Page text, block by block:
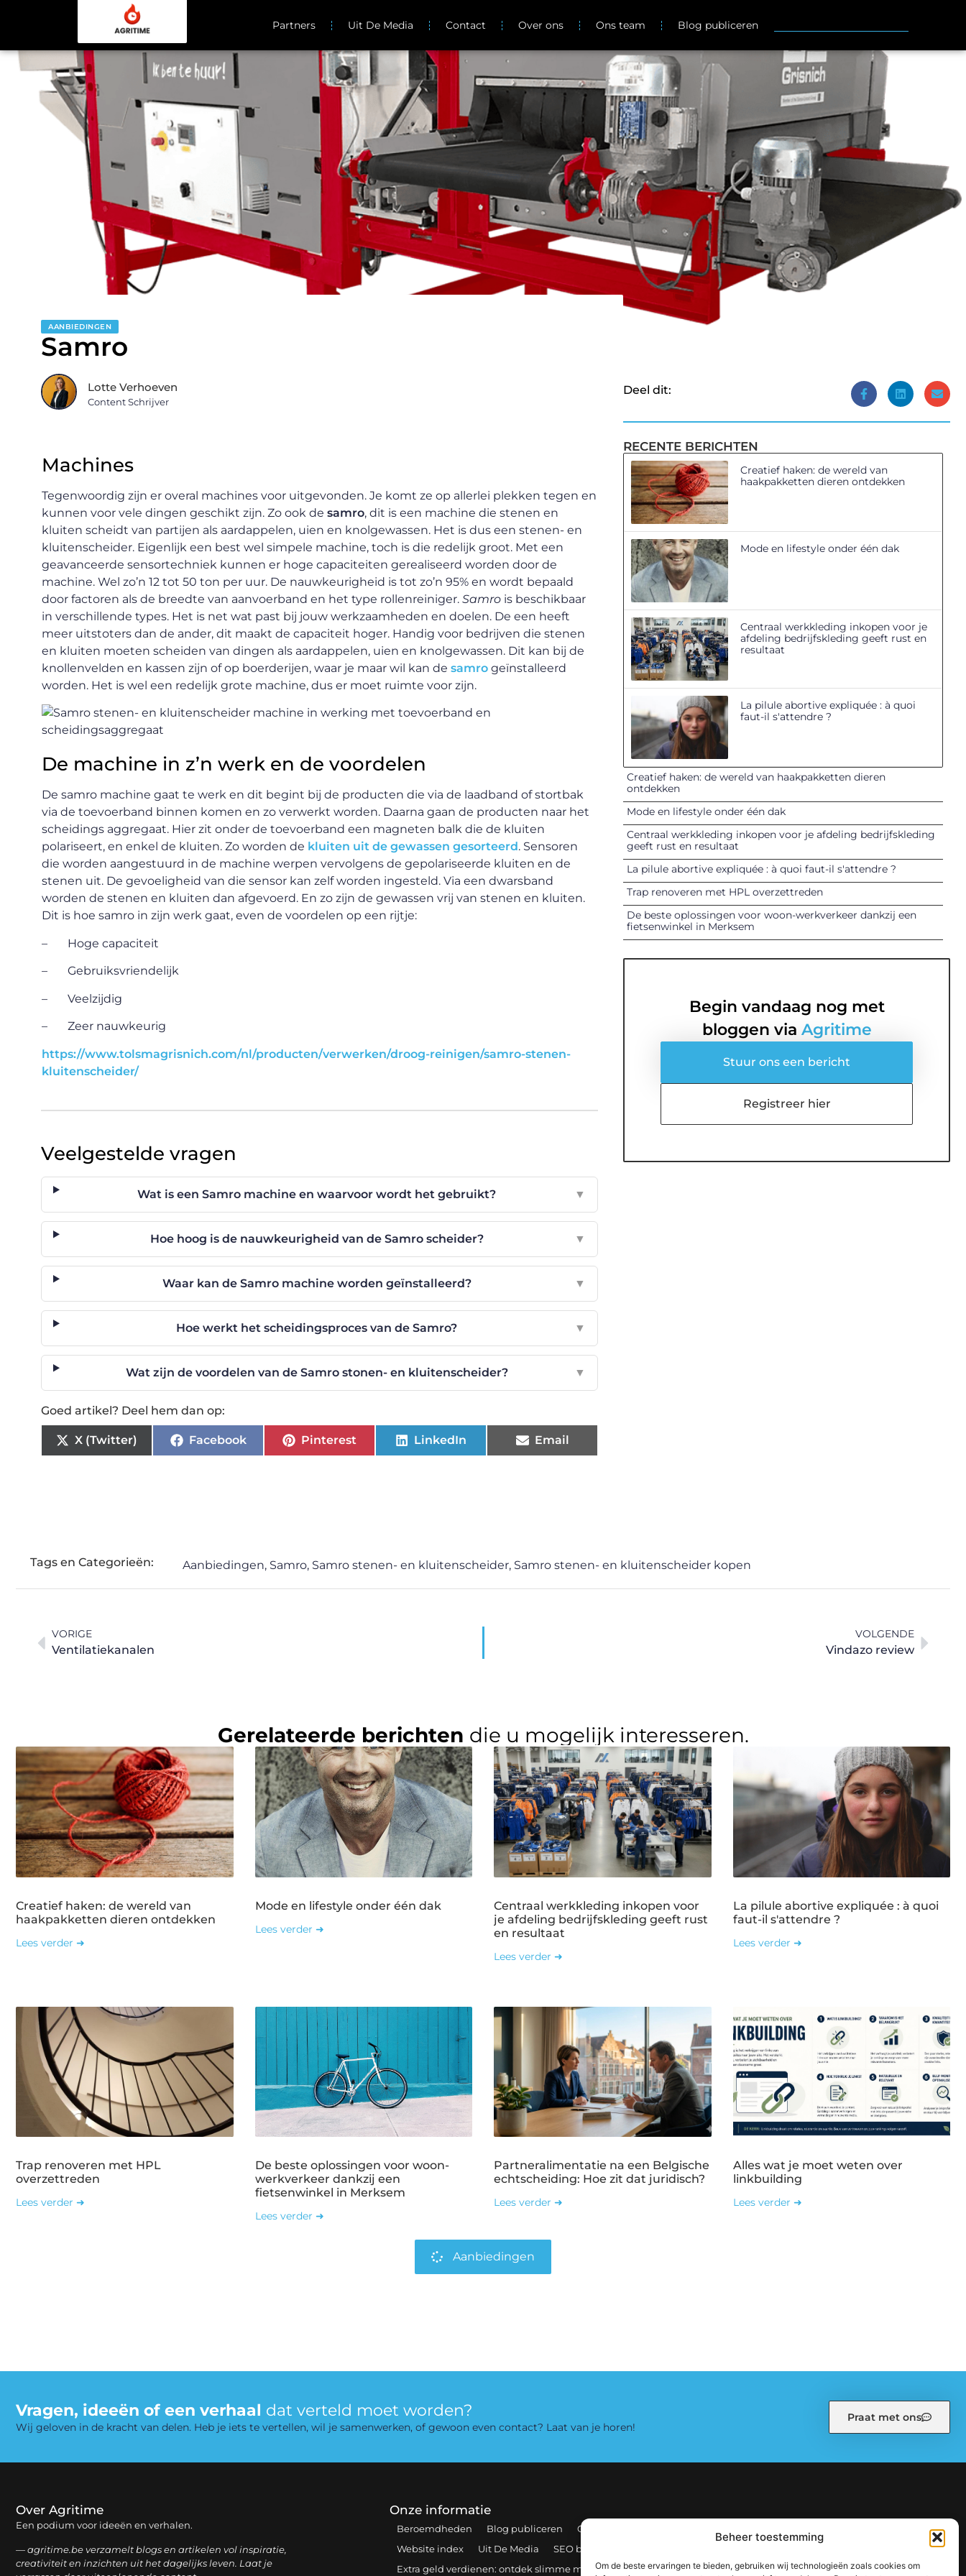
Beheer toestemming
Om de beste ervaringen te bieden, gebruiken wij technologieën zoals cookies om
Partners Uit De Media Contact Over ons Ons team Blog publiceren
AANBIEDINGEN
Samro
Lotte Verhoeven
Content Schrijver
Machines
Tegenwoordig zijn er overal machines voor uitgevonden. Je komt ze op allerlei plekken tegen en
kunnen voor vele dingen geschikt zijn. Zo ook de samro, dit is een machine die stenen en
kluiten scheidt van partijen als aardappelen, uien en knolgewassen. Het is dus een stenen- en
kluitenscheider. Eigenlijk een best wel simpele machine, toch is die redelijk groot. Met een
geavanceerde sensortechniek kunnen er hoge capaciteiten gerealiseerd worden door de
machine. Wel zo’n 12 tot 50 ton per uur. De nauwkeurigheid is tot zo’n 95% en wordt bepaald
door factoren als de breedte van aanvoerband en het type rollenreiniger. Samro is beschikbaar
in verschillende types. Het is net wat past bij jouw werkzaamheden en doelen. De een heeft
meer uitstoters dan de ander, dit maakt de capaciteit hoger. Handig voor bedrijven die stenen
en kluiten moeten scheiden van dingen als aardappelen, uien en knolgewassen. Dit kan bij de
knollenvelden en kassen zijn of op boerderijen, waar je maar wil kan de samro geïnstalleerd
worden. Het is wel een redelijk grote machine, dus er moet ruimte voor zijn.
De machine in z’n werk en de voordelen
De samro machine gaat te werk en dit begint bij de producten die via de laadband of stortbak
via de toevoerband binnen komen en zo verwerkt worden. Daarna gaan de producten naar het
scheidings aggregaat. Hier zit onder de toevoerband een magneten balk die de kluiten
polariseert, en enkel de kluiten. Zo worden de kluiten uit de gewassen gesorteerd. Sensoren
die worden aangestuurd in de machine werpen vervolgens de gepolariseerde kluiten en de
stenen uit. De gevoeligheid van die sensor kan zelf worden ingesteld. Via een dwarsband
worden de stenen en kluiten dan afgevoerd. En zo zijn de gewassen vrij van stenen en kluiten.
Dit is hoe samro in zijn werk gaat, even de voordelen op een rijtje:
– Hoge capaciteit
– Gebruiksvriendelijk
– Veelzijdig
– Zeer nauwkeurig
https://www.tolsmagrisnich.com/nl/producten/verwerken/droog-reinigen/samro-stenen-
kluitenscheider/
Veelgestelde vragen
Wat is een Samro machine en waarvoor wordt het gebruikt? ▼
Hoe hoog is de nauwkeurigheid van de Samro scheider? ▼
Waar kan de Samro machine worden geïnstalleerd? ▼
Hoe werkt het scheidingsproces van de Samro? ▼
Wat zijn de voordelen van de Samro stonen- en kluitenscheider? ▼
Goed artikel? Deel hem dan op:
X (Twitter) Facebook Pinterest LinkedIn Email
Deel dit:
RECENTE BERICHTEN
Creatief haken: de wereld van
haakpakketten dieren ontdekken
Mode en lifestyle onder één dak
Centraal werkkleding inkopen voor je
afdeling bedrijfskleding geeft rust en
resultaat
La pilule abortive expliquée : à quoi
faut-il s'attendre ?
Creatief haken: de wereld van haakpakketten dieren
ontdekken
Mode en lifestyle onder één dak
Centraal werkkleding inkopen voor je afdeling bedrijfskleding
geeft rust en resultaat
La pilule abortive expliquée : à quoi faut-il s'attendre ?
Trap renoveren met HPL overzettreden
De beste oplossingen voor woon-werkverkeer dankzij een
fietsenwinkel in Merksem
Begin vandaag nog met
bloggen via Agritime
Stuur ons een bericht
Registreer hier
Tags en Categorieën: Aanbiedingen, Samro, Samro stenen- en kluitenscheider, Samro stenen- en kluitenscheider kopen
VORIGE
Ventilatiekanalen
VOLGENDE
Vindazo review
Gerelateerde berichten die u mogelijk interesseren.
Creatief haken: de wereld van
haakpakketten dieren ontdekken
Lees verder ➜
Mode en lifestyle onder één dak
Lees verder ➜
Centraal werkkleding inkopen voor
je afdeling bedrijfskleding geeft rust
en resultaat
Lees verder ➜
La pilule abortive expliquée : à quoi
faut-il s'attendre ?
Lees verder ➜
Trap renoveren met HPL
overzettreden
Lees verder ➜
De beste oplossingen voor woon-
werkverkeer dankzij een
fietsenwinkel in Merksem
Lees verder ➜
Partneralimentatie na een Belgische
echtscheiding: Hoe zit dat juridisch?
Lees verder ➜
Alles wat je moet weten over
linkbuilding
Lees verder ➜
Aanbiedingen
Vragen, ideeën of een verhaal dat verteld moet worden?
Wij geloven in de kracht van delen. Heb je iets te vertellen, wil je samenwerken, of gewoon even contact? Laat van je horen!
Praat met ons
Over Agritime
Een podium voor ideeën en verhalen.
— agritime.be verzamelt blogs en artikelen vol inspiratie,
creativiteit en inzichten uit het dagelijks leven. Laat je
Onze informatie
Beroemdheden Blog publiceren Contact
Website index
Uit De Media
SEO backlinks kopen: zo bouw je stap voor stap aan een sterke online autoriteit
Extra geld verdienen: ontdek slimme manieren om jouw inkomen te vergroten